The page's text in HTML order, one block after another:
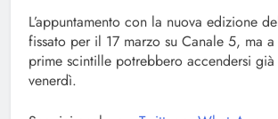
L’appuntamento con la nuova edizione
fissato per il 17 marzo su Canale 5, ma
prime scintille potrebbero accendersi
venerdì.